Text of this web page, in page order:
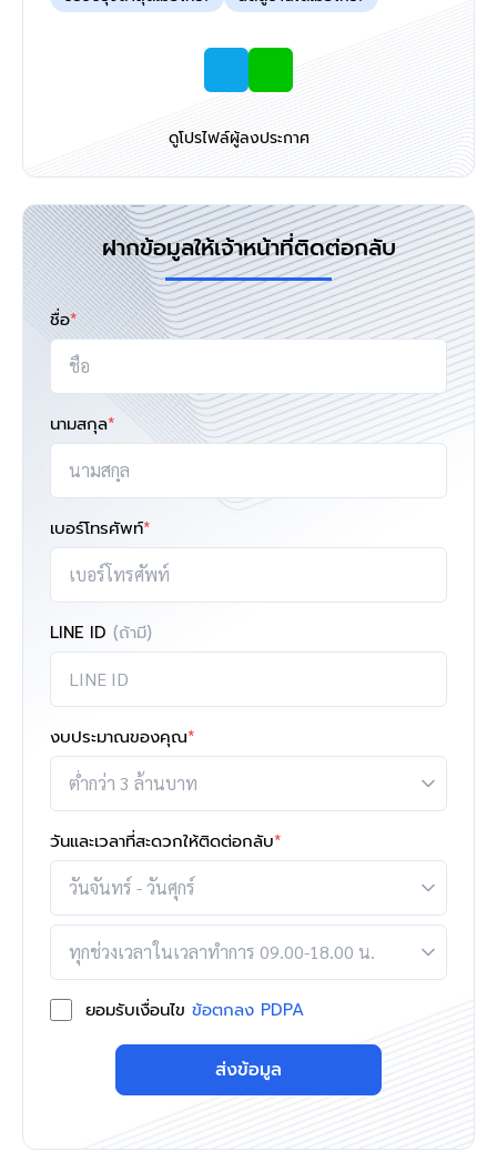
ดูโปรไฟล์ผู้ลงประกาศ
ฝากข้อมูลให้เจ้าหน้าที่ติดต่อกลับ
ชื่อ*
นามสกุล*
เบอร์โทรศัพท์*
LINE ID (ถ้ามี)
งบประมาณของคุณ*
วันและเวลาที่สะดวกให้ติดต่อกลับ*
ยอมรับเงื่อนไข ข้อตกลง PDPA
ส่งข้อมูล